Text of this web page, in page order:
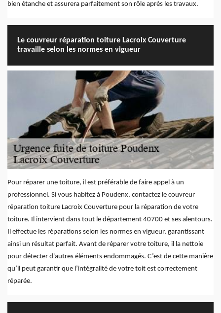
bien étanche et assurera parfaitement son rôle après les travaux.
Le couvreur réparation toiture Lacroix Couverture
travaille selon les normes en vigueur
Pour réparer une toiture, il est préférable de faire appel à un
professionnel. Si vous habitez à Poudenx, contactez le couvreur
réparation toiture Lacroix Couverture pour la réparation de votre
toiture. Il intervient dans tout le département 40700 et ses alentours.
Il effectue les réparations selon les normes en vigueur, garantissant
ainsi un résultat parfait. Avant de réparer votre toiture, il la nettoie
pour détecter d'autres éléments endommagés. C’est de cette manière
qu’il peut garantir que l’intégralité de votre toit est correctement
réparée.